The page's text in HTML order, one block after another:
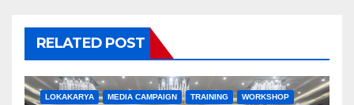
RELATED POST
LOKAKARYA MEDIA CAMPAIGN TRAINING WORKSHOP